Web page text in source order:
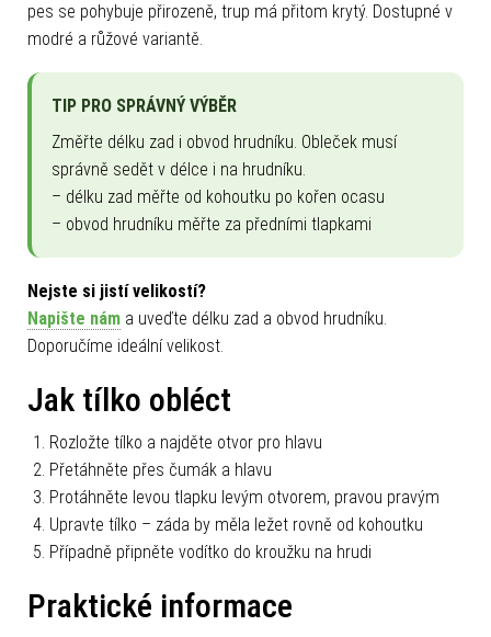
pes se pohybuje přirozeně, trup má přitom krytý. Dostupné v
modré a růžové variantě.
TIP PRO SPRÁVNÝ VÝBĚR
Změřte délku zad i obvod hrudníku. Obleček musí
správně sedět v délce i na hrudníku.
– délku zad měřte od kohoutku po kořen ocasu
– obvod hrudníku měřte za předními tlapkami
Nejste si jistí velikostí?
Napište nám a uveďte délku zad a obvod hrudníku.
Doporučíme ideální velikost.
Jak tílko obléct
Rozložte tílko a najděte otvor pro hlavu
Přetáhněte přes čumák a hlavu
Protáhněte levou tlapku levým otvorem, pravou pravým
Upravte tílko – záda by měla ležet rovně od kohoutku
Případně připněte vodítko do kroužku na hrudi
Praktické informace